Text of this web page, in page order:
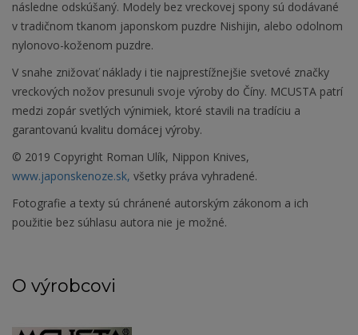
následne odskúšaný. Modely bez vreckovej spony sú dodávané
v tradičnom tkanom japonskom puzdre Nishijin, alebo odolnom
nylonovo-koženom puzdre.
V snahe znižovať náklady i tie najprestížnejšie svetové značky
vreckových nožov presunuli svoje výroby do Číny. MCUSTA patrí
medzi zopár svetlých výnimiek, ktoré stavili na tradíciu a
garantovanú kvalitu domácej výroby.
© 2019 Copyright Roman Ulík, Nippon Knives,
www.japonskenoze.sk, všetky práva vyhradené.
Fotografie a texty sú chránené autorským zákonom a ich
použitie bez súhlasu autora nie je možné.
O výrobcovi